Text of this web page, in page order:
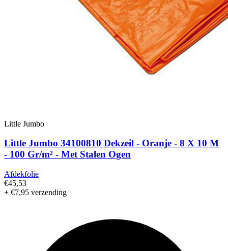
Little Jumbo
Little Jumbo 34100810 Dekzeil - Oranje - 8 X 10 M
- 100 Gr/m² - Met Stalen Ogen
Afdekfolie
€45,53
+ €7,95 verzending